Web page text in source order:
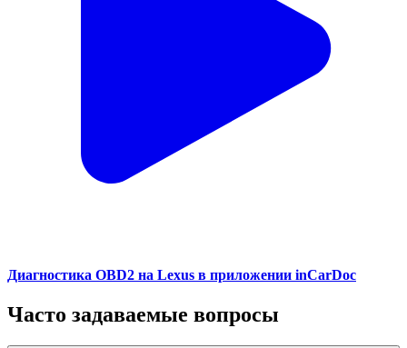
Диагностика OBD2 на Lexus в приложении inCarDoc
Часто задаваемые вопросы